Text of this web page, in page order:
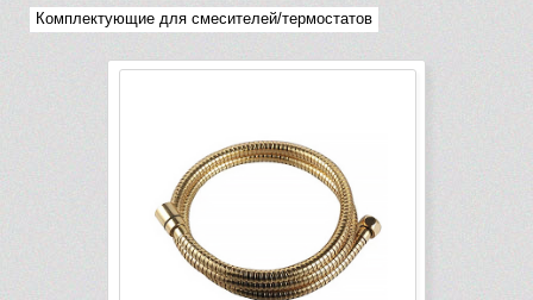
Комплектующие для смесителей/термостатов